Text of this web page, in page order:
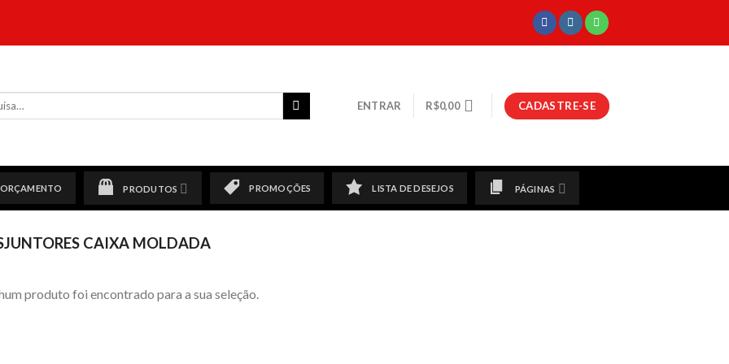
ENTRAR R$0,00 CADASTRE-SE
ORÇAMENTO PRODUTOS PROMOÇÕES LISTA DE DESEJOS PÁGINAS
CAIXA MOLDADA
produto foi encontrado para a sua seleção.